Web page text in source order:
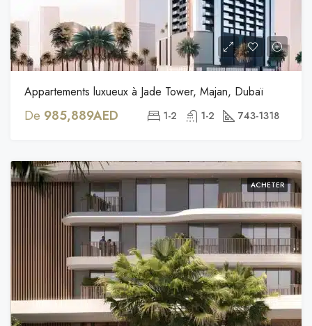
Appartements luxueux à Jade Tower, Majan, Dubaï
De 985,889AED 1-2 1-2 743-1318
ACHETER